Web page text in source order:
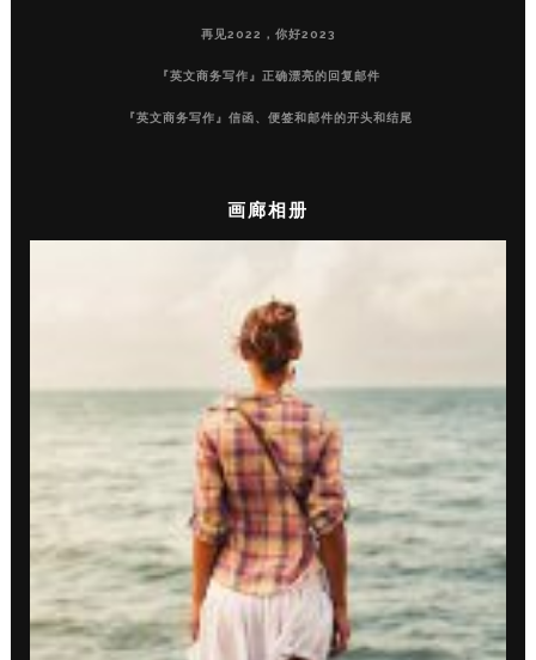
再见2022，你好2023
『英文商务写作』正确漂亮的回复邮件
『英文商务写作』信函、便签和邮件的开头和结尾
画廊相册